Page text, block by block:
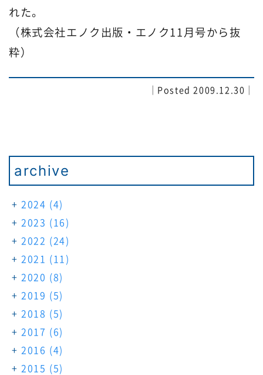
れた。
（株式会社エノク出版・エノク11月号から抜
粋）
｜Posted 2009.12.30｜
archive
2024 (4)
2023 (16)
2022 (24)
2021 (11)
2020 (8)
2019 (5)
2018 (5)
2017 (6)
2016 (4)
2015 (5)